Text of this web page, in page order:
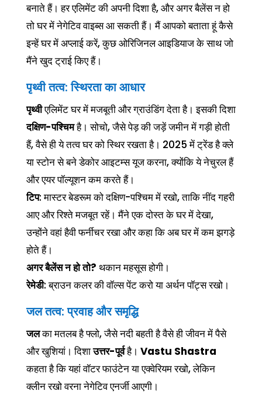
बनाते हैं। हर एलिमेंट की अपनी दिशा है, और अगर बैलेंस न हो
तो घर में नेगेटिव वाइब्स आ सकती हैं। मैं आपको बताता हूं कैसे
इन्हें घर में अप्लाई करें, कुछ ओरिजिनल आइडियाज के साथ जो
मैंने खुद ट्राई किए हैं।
पृथ्वी तत्व: स्थिरता का आधार
पृथ्वीएलिमेंट घर में मजबूती और ग्राउंडिंग देता है। इसकी दिशा
दक्षिण-पश्चिमहै। सोचो, जैसे पेड़ की जड़ें जमीन में गड़ी होती
हैं, वैसे ही ये तत्व घर को स्थिर रखता है। 2025 में ट्रेंड है क्ले
या स्टोन से बने डेकोर आइटम्स यूज करना, क्योंकि ये नेचुरल हैं
और एयर पॉल्यूशन कम करते हैं।
टिप: मास्टर बेडरूम को दक्षिण-पश्चिम में रखो, ताकि नींद गहरी
आए और रिश्ते मजबूत रहें। मैंने एक दोस्त के घर में देखा,
उन्होंने वहां हैवी फर्नीचर रखा और कहा कि अब घर में कम झगड़े
होते हैं।
अगर बैलेंस न हो तो? थकान महसूस होगी।
रेमेडी: ब्राउन कलर की वॉल्स पेंट करो या अर्थन पॉट्स रखो।
जल तत्व: प्रवाह और समृद्धि
जलका मतलब है फ्लो, जैसे नदी बहती है वैसे ही जीवन में पैसे
और खुशियां। दिशाउत्तर-पूर्वहै। Vastu Shastra
कहता है कि यहां वॉटर फाउंटेन या एक्वेरियम रखो, लेकिन
क्लीन रखो वरना नेगेटिव एनर्जी आएगी।